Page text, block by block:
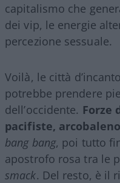
capitalismo che
dei vip, le energie
percezione sessuale.
Voilà, le città
potrebbe prendere
dell’occidente. Forze
pacifiste,
bang bang, poi tutto
apostrofo rosa tra le
smack. Del resto, è il